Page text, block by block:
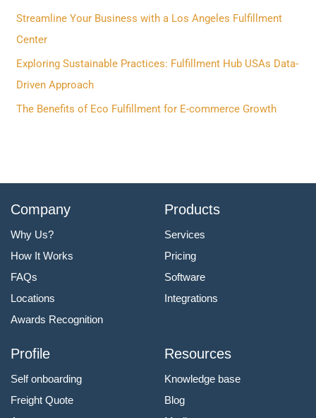
f
o
r
:
Streamline Your Business with a Los Angeles Fulfillment
Center
Exploring Sustainable Practices: Fulfillment Hub USAs Data-
Driven Approach
The Benefits of Eco Fulfillment for E-commerce Growth
Company
Why Us?
How It Works
FAQs
Locations
Awards Recognition
Products
Services
Pricing
Software
Integrations
Profile
Self onboarding
Freight Quote
Resources
Knowledge base
Blog